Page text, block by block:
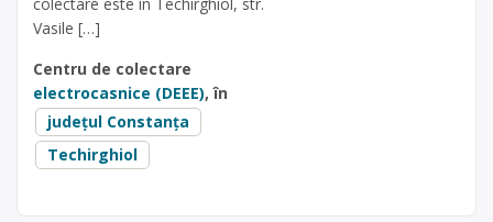
Vasile […]
Centru de colectare
electrocasnice (DEEE), în
județul Constanța
Techirghiol